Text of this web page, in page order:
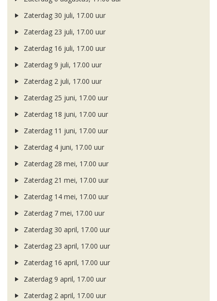
Zaterdag 30 juli, 17.00 uur
Zaterdag 23 juli, 17.00 uur
Zaterdag 16 juli, 17.00 uur
Zaterdag 9 juli, 17.00 uur
Zaterdag 2 juli, 17.00 uur
Zaterdag 25 juni, 17.00 uur
Zaterdag 18 juni, 17.00 uur
Zaterdag 11 juni, 17.00 uur
Zaterdag 4 juni, 17.00 uur
Zaterdag 28 mei, 17.00 uur
Zaterdag 21 mei, 17.00 uur
Zaterdag 14 mei, 17.00 uur
Zaterdag 7 mei, 17.00 uur
Zaterdag 30 april, 17.00 uur
Zaterdag 23 april, 17.00 uur
Zaterdag 16 april, 17.00 uur
Zaterdag 9 april, 17.00 uur
Zaterdag 2 april, 17.00 uur